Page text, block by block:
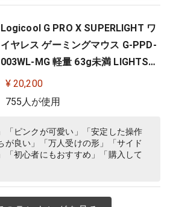
Logicool G PRO X SUPERLIGHT ワ
イヤレス ゲーミングマウス G-PPD-
003WL-MG 軽量 63g未満 LIGHTSP
EED HERO 25Kセンサー POWERPLA
Y 無線 充電 対応 ゲーミング マウス
正規品
¥ 20,200
755人が使用
「ピンクが可愛い」「安定した操作
が良い」「万人受けの形」「サイド
「初心者にもおすすめ」「購入して